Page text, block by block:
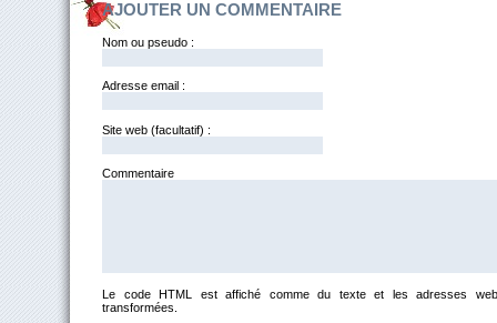
AJOUTER UN COMMENTAIRE
Nom ou pseudo :
Adresse email :
Site web (facultatif) :
Le code HTML est affiché comme du texte et les adresses web
transformées.